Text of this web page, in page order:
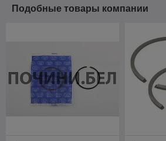
Подобные товары компании